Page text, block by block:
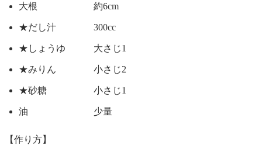
大根 約6cm
★だし汁 300cc
★しょうゆ 大さじ1
★みりん 小さじ2
★砂糖 小さじ1
油 少量
【作り方】